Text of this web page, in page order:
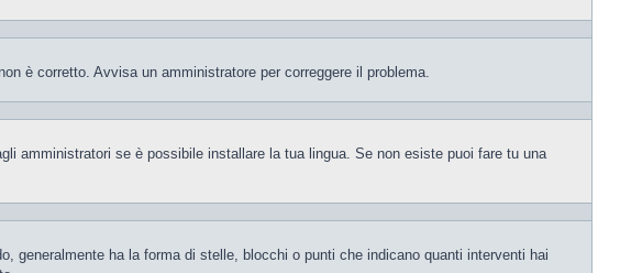
è corretto. Avvisa un amministratore per correggere il problema.
amministratori se è possibile installare la tua lingua. Se non esiste puoi fare tu una
generalmente ha la forma di stelle, blocchi o punti che indicano quanti interventi hai